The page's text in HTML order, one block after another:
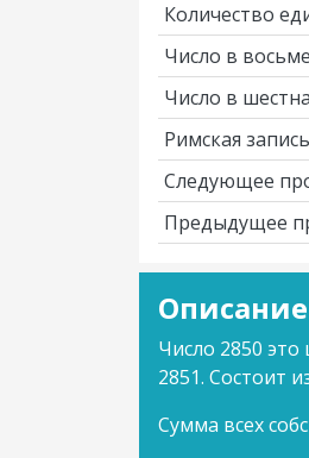
Количество
Число в
Число в
Римская
Следующее
Предыдущее
Число 2850
2851. Состоит
Сумма всех